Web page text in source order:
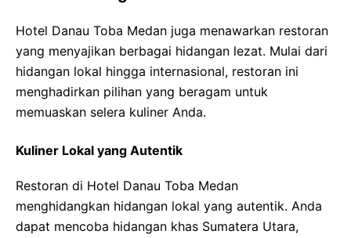
Hotel Danau Toba Medan juga menawarkan restoran
yang menyajikan berbagai hidangan lezat. Mulai dari
hidangan lokal hingga internasional, restoran ini
menghadirkan pilihan yang beragam untuk
memuaskan selera kuliner Anda.
Kuliner Lokal yang Autentik
Restoran di Hotel Danau Toba Medan
menghidangkan hidangan lokal yang autentik. Anda
dapat mencoba hidangan khas Sumatera Utara,